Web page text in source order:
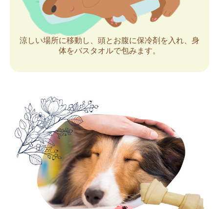
涼しい場所に移動し、頭とお腹に保冷剤を入れ、身
体をバスタオルで包みます。